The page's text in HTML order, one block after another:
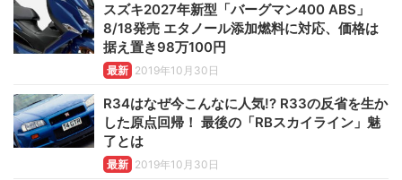
スズキ2027年新型「バーグマン400 ABS」
8/18発売 エタノール添加燃料に対応、価格は
据え置き98万100円
最新 2019年10月30日
R34はなぜ今こんなに人気!? R33の反省を生か
した原点回帰！ 最後の「RBスカイライン」魅
了とは
最新 2019年10月30日